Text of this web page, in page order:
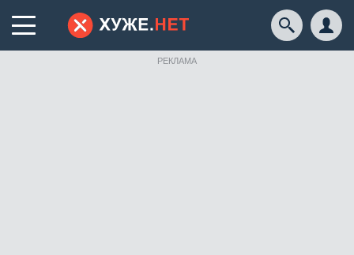
РЕКЛАМА